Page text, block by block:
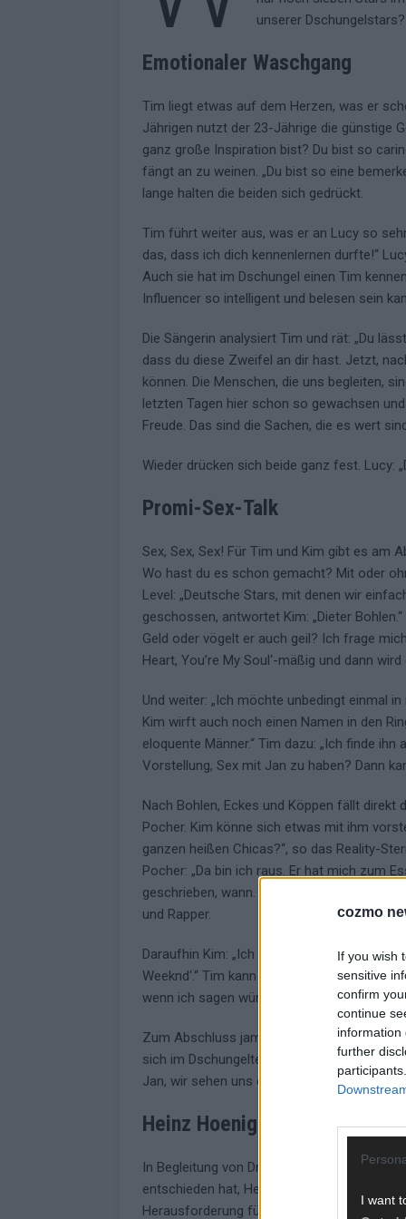
cozmo
If you wish
sensitive
confirm
continue
information
further
I want
unserer Dschungelstars?
Emotionaler Waschgang
Tim liegt etwas auf dem Herzen, was er
Jährigen nutzt der 23-Jährige die günstige
ganz große Inspiration bist? Du bist so
fängt an zu weinen. „Du bist so eine
lange halten die beiden sich gedrückt.
Tim führt weiter aus, was er an Lucy so
das, dass ich dich kennenlernen durfte!“
Auch sie hat im Dschungel einen Tim
Influencer so intelligent und belesen sein
Die Sängerin analysiert Tim und rät: „Du
dass du diese Zweifel an dir hast. Jetzt,
können. Die Menschen, die uns begleiten,
letzten Tagen hier schon so gewachsen
Freude. Das sind die Sachen, die es wert
Wieder drücken sich beide ganz fest. Lucy:
Promi-Sex-Talk
Sex, Sex, Sex! Für Tim und Kim gibt es am
Wo hast du es schon gemacht? Mit oder
Level: „Deutsche Stars, mit denen wir
geschossen, antwortet Kim: „Dieter
Geld oder vögelt er auch geil? Ich frage
Heart, You’re My Soul‘-mäßig und dann
Und weiter: „Ich möchte unbedingt einmal
Kim wirft auch noch einen Namen in den
eloquente Männer.“ Tim dazu: „Ich finde
Vorstellung, Sex mit Jan zu haben? Dann
Nach Bohlen, Eckes und Köppen fällt direkt
Pocher. Kim könne sich etwas mit ihm
ganzen heißen Chicas?“, so das Reality-
Pocher: „Da bin ich raus. Er hat mich zum
geschrieben, wann. Aber Sex mit Oliver
und Rapper.
Daraufhin Kim: „Ich hatte mal etwas mit
Weeknd‘.“ Tim kann seinen Ohren nicht
wenn ich sagen würde, ich hatte Sex mit
Zum Abschluss jammert Tim: „Wir haben
sich im Dschungeltelefon: „Dieses Jahr
Jan, wir sehen uns dann beim Aftertalk! Ich
Heinz Hoenig verlässt das
In Begleitung von Dr. Bob betritt Heinz das
entschieden hat, Heinz vorsorglich aus
Herausforderung für jeden. Fast zwei